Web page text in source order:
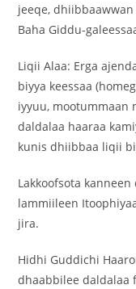
jeeqe,
Baha Giddu-
Liqii Alaa: Erga
biyya keessaa
iyyuu, mootummaan
daldalaa haaraa
kunis dhiibbaa liqii
Lakkoofsota
lammiileen
jira.
Hidhi Guddichi
dhaabbilee daldalaa